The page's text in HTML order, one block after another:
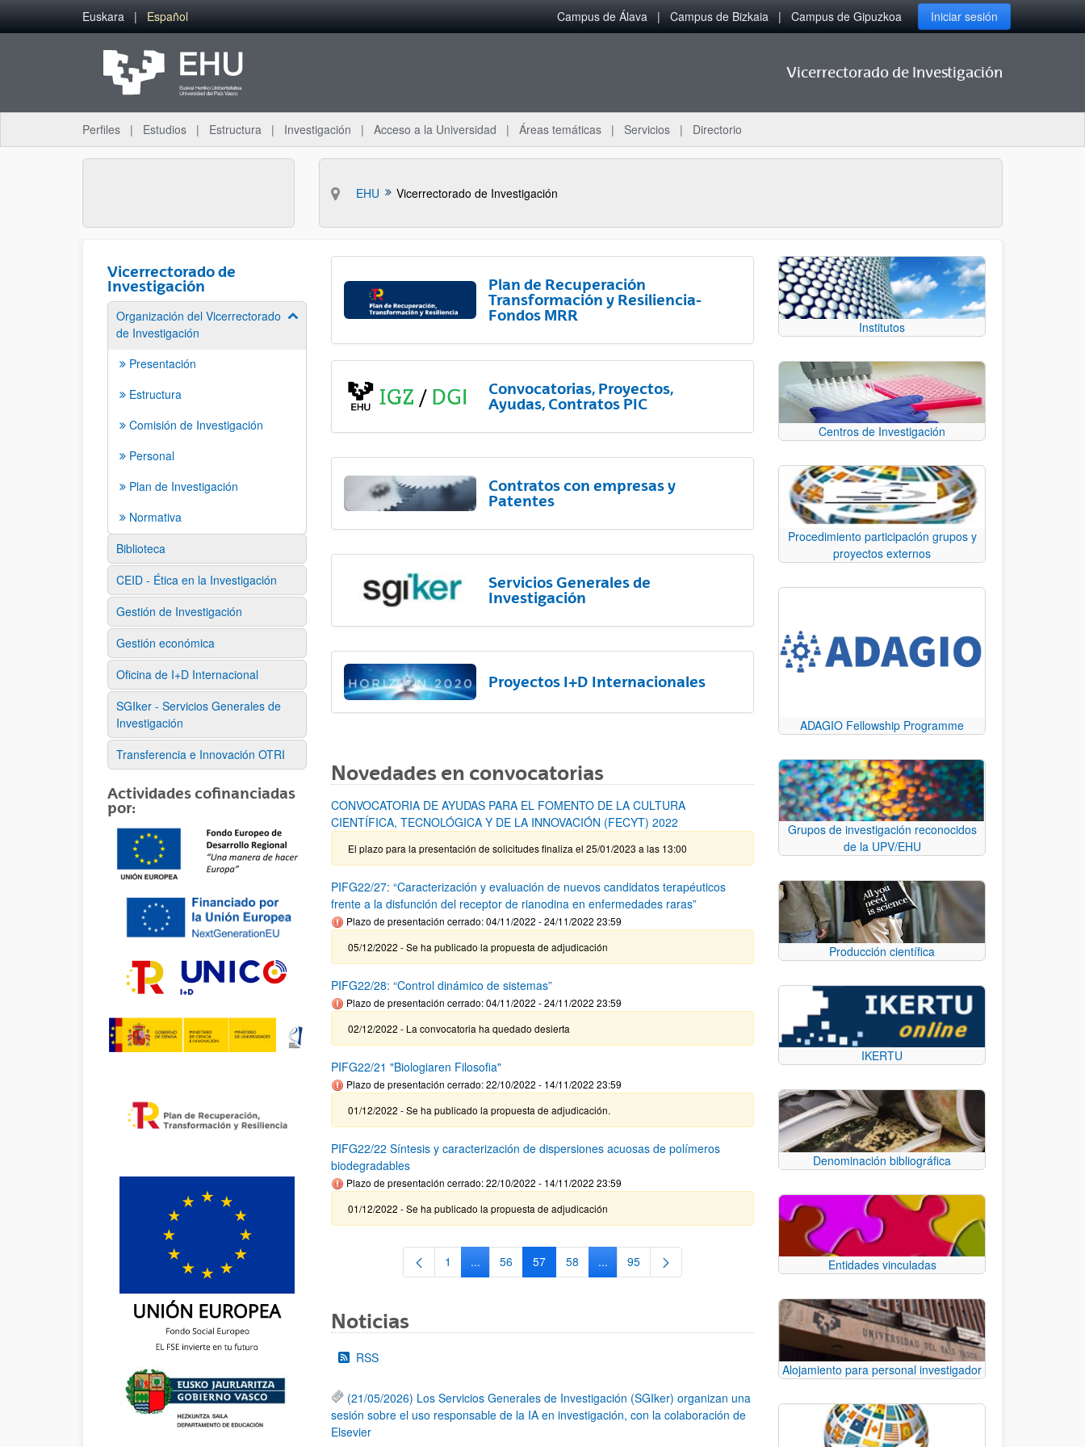
Saltar al contenido principal
Euskara Español Campus de Álava Campus de Bizkaia Campus de Gipuzkoa Iniciar sesión
Vicerrectorado de Investigación
Perfiles Estudios Estructura Investigación Acceso a la Universidad Áreas temáticas Servicios Directorio
EHU Vicerrectorado de Investigación
Vicerrectorado de
Investigación
Organización del Vicerrectorado
de Investigación
Mostrar/ocultar subpáginas
Presentación
Estructura
Comisión de Investigación
Personal
Plan de Investigación
Normativa
Biblioteca
CEID - Ética en la Investigación
Gestión de Investigación
Gestión económica
Oficina de I+D Internacional
SGIker - Servicios Generales de
Investigación
Transferencia e Innovación OTRI
Actividades cofinanciadas
por:
Plan de Recuperación
Transformación y Resiliencia-
Fondos MRR
Convocatorias, Proyectos,
Ayudas, Contratos PIC
Contratos con empresas y
Patentes
Servicios Generales de
Investigación
Proyectos I+D Internacionales
Novedades en convocatorias
CONVOCATORIA DE AYUDAS PARA EL FOMENTO DE LA CULTURA
CIENTÍFICA, TECNOLÓGICA Y DE LA INNOVACIÓN (FECYT) 2022
El plazo para la presentación de solicitudes finaliza el 25/01/2023 a las 13:00
PIFG22/27: “Caracterización y evaluación de nuevos candidatos terapéuticos
frente a la disfunción del receptor de rianodina en enfermedades raras”
Plazo de presentación cerrado: 04/11/2022 - 24/11/2022 23:59
05/12/2022 - Se ha publicado la propuesta de adjudicación
PIFG22/28: “Control dinámico de sistemas”
Plazo de presentación cerrado: 04/11/2022 - 24/11/2022 23:59
02/12/2022 - La convocatoria ha quedado desierta
PIFG22/21 "Biologiaren Filosofia"
Plazo de presentación cerrado: 22/10/2022 - 14/11/2022 23:59
01/12/2022 - Se ha publicado la propuesta de adjudicación.
PIFG22/22 Síntesis y caracterización de dispersiones acuosas de polímeros
biodegradables
Plazo de presentación cerrado: 22/10/2022 - 14/11/2022 23:59
01/12/2022 - Se ha publicado la propuesta de adjudicación
Página
1 ...Páginas intermedias Use TAB para desplazarse.
Página
56 Página
57 Página
58 ...Páginas intermedias Use TAB para desplazarse.
Página
95
Noticias
RSS
(21/05/2026) Los Servicios Generales de Investigación (SGIker) organizan una
sesión sobre el uso responsable de la IA en investigación, con la colaboración de
Elsevier
Institutos
Centros de Investigación
Procedimiento participación grupos y
proyectos externos
ADAGIO Fellowship Programme
Grupos de investigación reconocidos
de la UPV/EHU
Producción científica
IKERTU
Denominación bibliográfica
Entidades vinculadas
Alojamiento para personal investigador